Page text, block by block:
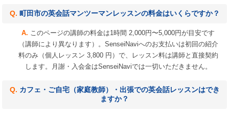
町田市の英会話マンツーマンレッスンの料金はいくらですか？
このページの講師の料金は1時間 2,000円〜5,000円が目安です
（講師により異なります）。SenseiNaviへのお支払いは初回の紹介
料のみ（個人レッスン 3,800 円）で、レッスン料は講師と直接契約
します。月謝・入会金はSenseiNaviでは一切いただきません。
カフェ・ご自宅（家庭教師）・出張での英会話レッスンはでき
ますか？